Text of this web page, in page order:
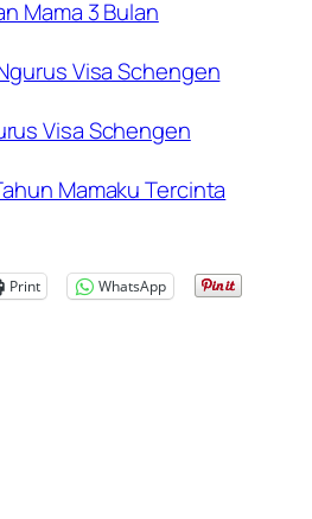
Mama 3 Bulan
Visa Schengen
Visa Schengen
Mamaku Tercinta
Print
WhatsApp